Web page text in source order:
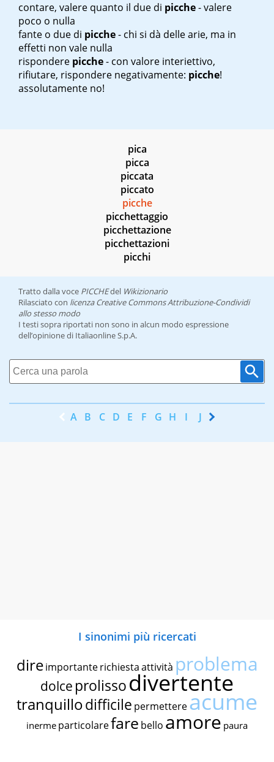
contare, valere quanto il due di picche- valere
poco o nulla
fante o due di picche- chi si dà delle arie, ma in
effetti non vale nulla
rispondere picche- con valore interiettivo,
rifiutare, rispondere negativamente: picche!
assolutamente no!
pica
picca
piccata
piccato
picche
picchettaggio
picchettazione
picchettazioni
picchi
Tratto dalla voce PICCHEdel Wikizionario
Rilasciato con licenza Creative Commons Attribuzione-Condividi
allo stesso modo
I testi sopra riportati non sono in alcun modo espressione
dell’opinione di Italiaonline S.p.A.
A B C D E F G H I J K
I sinonimi più ricercati
dire importante richiestaattività problema
dolce prolissodivertente
tranquillodifficile permettereacume
inerme particolarefare bello amore paura